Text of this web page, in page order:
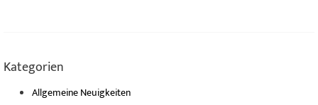
Kategorien
Allgemeine Neuigkeiten